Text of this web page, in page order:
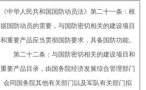
《中华人民共和国国防动员法》第二十一条：根
据国防动员的需要，与国防密切相关的建设项目
和重要产品应当贯彻国防要求，具备国防功能。
第二十二条：与国防密切相关的建设项目和
重要产品目录，由国务院经济发展综合管理部门
会同国务院其他有关部门以及军队有关部门拟